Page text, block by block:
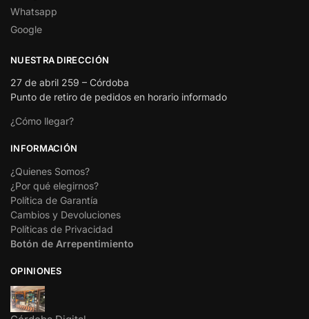
Whatsapp
Google
NUESTRA DIRECCIÓN
27 de abril 259 – Córdoba
Punto de retiro de pedidos en horario informado
¿Cómo llegar?
INFORMACIÓN
¿Quienes Somos?
¿Por qué elegirnos?
Política de Garantía
Cambios y Devoluciones
Políticas de Privacidad
Botón de Arrepentimiento
OPINIONES